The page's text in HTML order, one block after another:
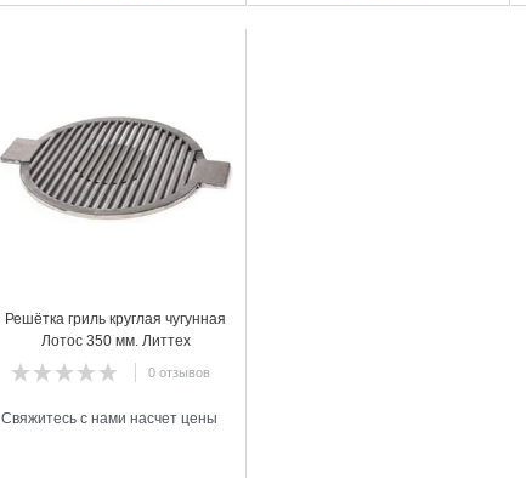
Решётка гриль круглая чугунная
Лотос 350 мм. Литтех
0 отзывов
Свяжитесь с нами насчет цены